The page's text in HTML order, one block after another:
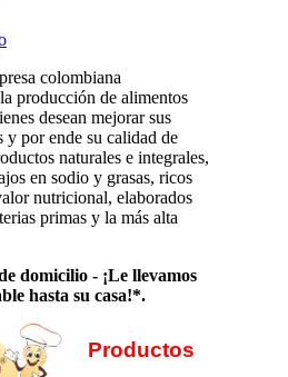
colombiana
producción de alimentos
desean mejorar sus
y por ende su calidad de
naturales e integrales,
en sodio y grasas, ricos
nutricional, elaborados
primas y la más alta
domicilio - ¡Le llevamos
hasta su casa!*.
Productos